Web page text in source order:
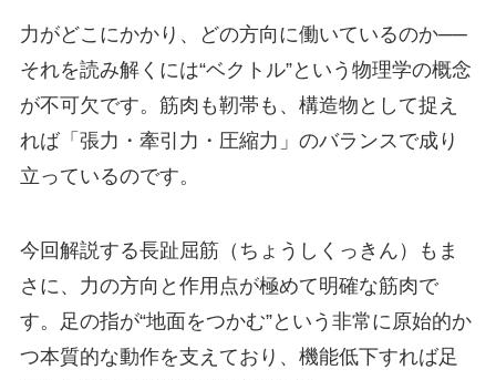
力がどこにかかり、どの方向に働いているのか──
それを読み解くには“ベクトル”という物理学の概念
が不可欠です。筋肉も靭帯も、構造物として捉え
れば「張力・牽引力・圧縮力」のバランスで成り
立っているのです。
今回解説する長趾屈筋（ちょうしくっきん）もま
さに、力の方向と作用点が極めて明確な筋肉で
す。足の指が“地面をつかむ”という非常に原始的か
つ本質的な動作を支えており、機能低下すれば足